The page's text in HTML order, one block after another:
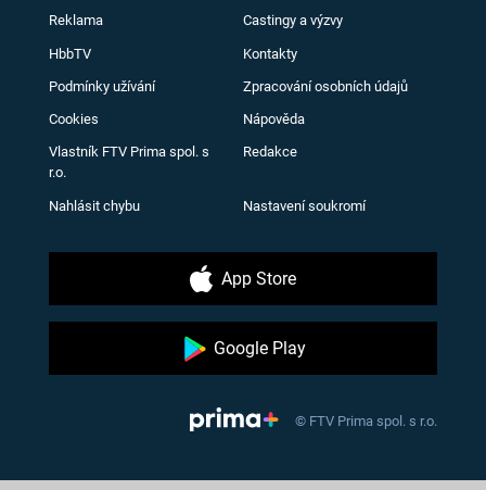
Reklama Castingy a výzvy
HbbTV Kontakty
Podmínky užívání Zpracování osobních údajů
Cookies Nápověda
Vlastník FTV Prima spol. s
r.o.
Redakce
Nahlásit chybu Nastavení soukromí
App Store
Google Play
© FTV Prima spol. s r.o.